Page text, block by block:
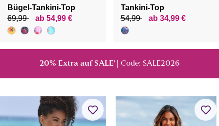
Bügel-Tankini-Top
69,99
ab 54,99 €
Tankini-Top
54,99
ab 34,99 €
20% Extra auf SALE ¹ | Code: SALE2026